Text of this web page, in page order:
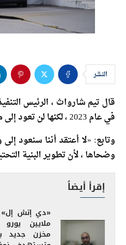
قال تيم شارواث ، الرئيس
في عام 2023 ، لكنها لن تعود إلى مستويات عام 2019.
وتابع: «لا أعتقد أننا سنعود
وضحاها ، لأن تطوير البنية
إقرأ أيضاً
ملايين يورو
مخزن جديد
وتستهدف
إلى 15%